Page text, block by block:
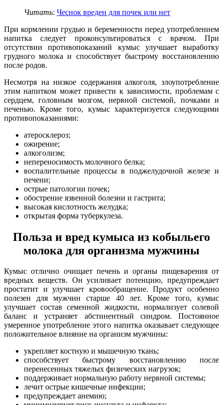
Читать: Чеснок вреден для почек или нет
При кормлении грудью и беременности перед употреблением
напитка следует проконсультироваться с врачом. При
отсутствии противопоказаний кумыс улучшает выработку
грудного молока и способствует быстрому восстановлению
после родов.
Несмотря на низкое содержания алкоголя, злоупотребление
этим напитком может привести к зависимости, проблемам с
сердцем, головным мозгом, нервной системой, почками и
печенью. Кроме того, кумыс характеризуется следующими
противопоказаниями:
атеросклероз;
ожирение;
алкоголизм;
непереносимость молочного белка;
воспалительные процессы в поджелудочной железе и
печени;
острые патологии почек;
обострение язвенной болезни и гастрита;
высокая кислотность желудка;
открытая форма туберкулеза.
Польза и вред кумыса из кобыльего
молока для организма мужчины
Кумыс отлично очищает печень и органы пищеварения от
вредных веществ. Он усиливает потенцию, предупреждает
простатит и улучшает кровообращение. Продукт особенно
полезен для мужчин старше 40 лет. Кроме того, кумыс
улучшает состав семенной жидкости, нормализует солевой
баланс и устраняет абстинентный синдром. Постоянное
умеренное употребление этого напитка оказывает следующее
положительное влияние на организм мужчины:
укрепляет костную и мышечную ткань;
способствует быстрому восстановлению после
перенесенных тяжелых физических нагрузок;
поддерживает нормальную работу нервной системы;
лечит острые кишечные инфекции;
предупреждает анемию;